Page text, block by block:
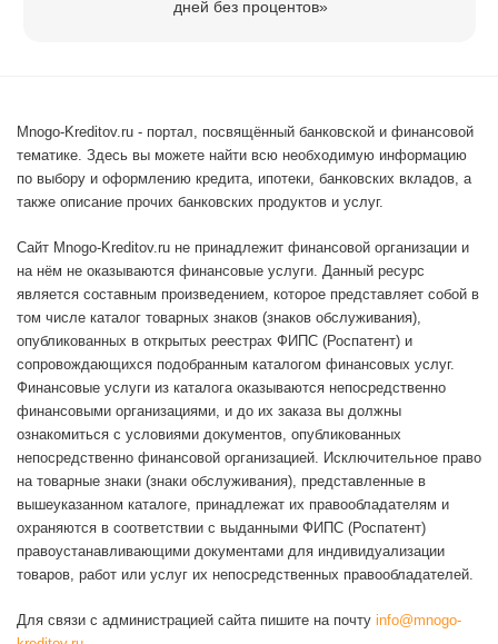
дней без процентов»
Mnogo-Kreditov.ru - портал, посвящённый банковской и финансовой
тематике. Здесь вы можете найти всю необходимую информацию
по выбору и оформлению кредита, ипотеки, банковских вкладов, а
также описание прочих банковских продуктов и услуг.
Сайт Mnogo-Kreditov.ru не принадлежит финансовой организации и
на нём не оказываются финансовые услуги. Данный ресурс
является составным произведением, которое представляет собой в
том числе каталог товарных знаков (знаков обслуживания),
опубликованных в открытых реестрах ФИПС (Роспатент) и
сопровождающихся подобранным каталогом финансовых услуг.
Финансовые услуги из каталога оказываются непосредственно
финансовыми организациями, и до их заказа вы должны
ознакомиться с условиями документов, опубликованных
непосредственно финансовой организацией. Исключительное право
на товарные знаки (знаки обслуживания), представленные в
вышеуказанном каталоге, принадлежат их правообладателям и
охраняются в соответствии с выданными ФИПС (Роспатент)
правоустанавливающими документами для индивидуализации
товаров, работ или услуг их непосредственных правообладателей.
Для связи с администрацией сайта пишите на почту info@mnogo-